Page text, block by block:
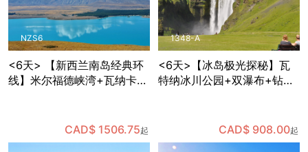
NZS6
<6天> 【新西兰南岛经典环
线】米尔福德峡湾+瓦纳卡
餐食和部分景点门票，免费
接送机
CAD$ 1506.75起
1348-A
<6天>【冰岛极光探秘】瓦
特纳冰川公园+双瀑布+钻石
之一的蓝湖温泉，可自费体
验蓝冰洞探险，夜晚追寻极
CAD$ 908.00起